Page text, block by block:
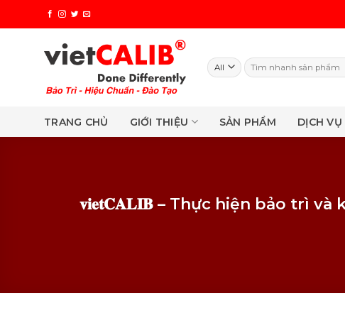
content
Search
for:
TRANG CHỦ GIỚI THIỆU SẢN PHẨM DỊCH VỤ
𝐯𝐢𝐞𝐭𝐂𝐀𝐋𝐈𝐁 – Thực hiện bảo trì